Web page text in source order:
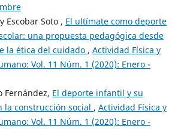
Escobar Soto , El ultímate como deporte
una propuesta pedagógica desde
la ética del cuidado , Actividad Física y
Vol. 11 Núm. 1 (2020): Enero -
Fernández, El deporte infantil y su
la construcción social , Actividad Física y
Vol. 11 Núm. 1 (2020): Enero -